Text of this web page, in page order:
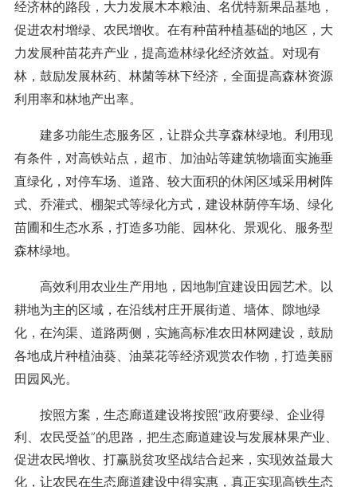
经济林的路段，大力发展木本粮油、名优特新果品基地，
促进农村增绿、农民增收。在有种苗种植基础的地区，大
力发展种苗花卉产业，提高造林绿化经济效益。对现有
林，鼓励发展林药、林菌等林下经济，全面提高森林资源
利用率和林地产出率。
建多功能生态服务区，让群众共享森林绿地。利用现
有条件，对高铁站点，超市、加油站等建筑物墙面实施垂
直绿化，对停车场、道路、较大面积的休闲区域采用树阵
式、乔灌式、棚架式等绿化方式，建设林荫停车场、绿化
苗圃和生态水系，打造多功能、园林化、景观化、服务型
森林绿地。
高效利用农业生产用地，因地制宜建设田园艺术。以
耕地为主的区域，在沿线村庄开展街道、墙体、隙地绿
化，在沟渠、道路两侧，实施高标准农田林网建设，鼓励
各地成片种植油葵、油菜花等经济观赏农作物，打造美丽
田园风光。
按照方案，生态廊道建设将按照“政府要绿、企业得
利、农民受益”的思路，把生态廊道建设与发展林果产业、
促进农民增收、打赢脱贫攻坚战结合起来，实现效益最大
化，让农民在生态廊道建设中得实惠，真正实现高铁生态